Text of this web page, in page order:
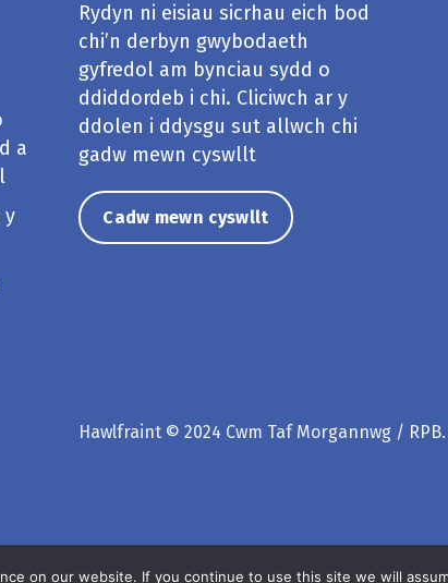
a
y
Rydyn ni eisiau sicrhau eich bod
chi’n derbyn gwybodaeth
gyfredol am bynciau sydd o
ddiddordeb i chi. Cliciwch ar y
ddolen i ddysgu sut allwch chi
gadw mewn cyswllt
Cadw mewn cyswllt
Hawlfraint © 2024 Cwm Taf Morgannwg /
on our website. If you continue to use this site we will